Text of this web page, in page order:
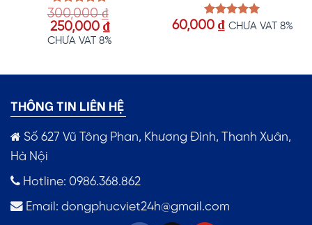
Được xếp
hạng5.00
5 sao
300,000₫
Giá
gốc
250,000 ₫Giá
hiện
CHƯA VAT 8%
Được xếp
60,000 ₫ CHƯA VAT 8%
THÔNG TIN LIÊN HỆ
Số 627 Vũ Tông Phan, Khương Đình, Thanh Xuân,
Hà Nội
Hotline: 0986.368.862
Email: dongphucviet24h@gmail.com